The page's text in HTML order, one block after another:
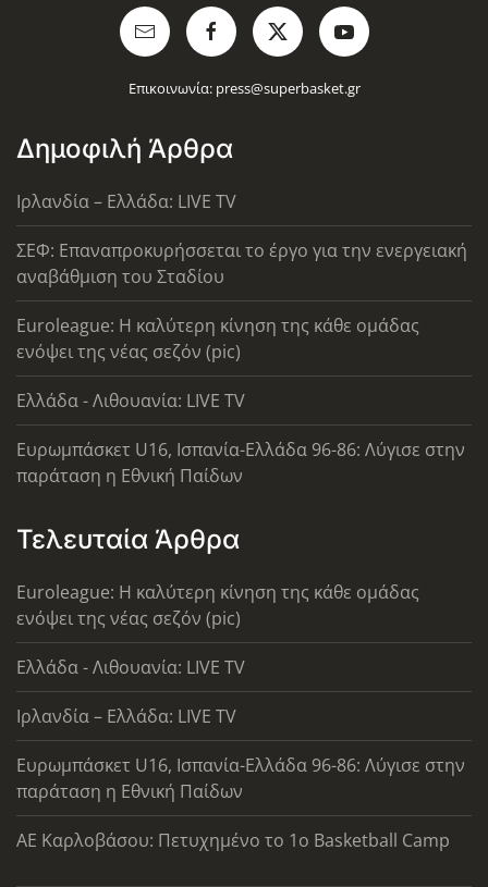
Επικοινωνία: press@superbasket.gr
Δημοφιλή Άρθρα
Ιρλανδία – Ελλάδα: LIVE TV
ΣΕΦ: Επαναπροκυρήσσεται το έργο για την ενεργειακή
αναβάθμιση του Σταδίου
Euroleague: Η καλύτερη κίνηση της κάθε ομάδας
ενόψει της νέας σεζόν (pic)
Ελλάδα - Λιθουανία: LIVE TV
Ευρωμπάσκετ U16, Ισπανία-Ελλάδα 96-86: Λύγισε στην
παράταση η Εθνική Παίδων
Τελευταία Άρθρα
Euroleague: Η καλύτερη κίνηση της κάθε ομάδας
ενόψει της νέας σεζόν (pic)
Ελλάδα - Λιθουανία: LIVE TV
Ιρλανδία – Ελλάδα: LIVE TV
Ευρωμπάσκετ U16, Ισπανία-Ελλάδα 96-86: Λύγισε στην
παράταση η Εθνική Παίδων
ΑΕ Καρλοβάσου: Πετυχημένο το 1ο Basketball Camp